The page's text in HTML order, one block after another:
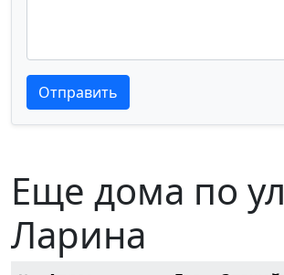
Текст отзыва
Текст отзыва
Отправить
Еще дома по ул
Ларина